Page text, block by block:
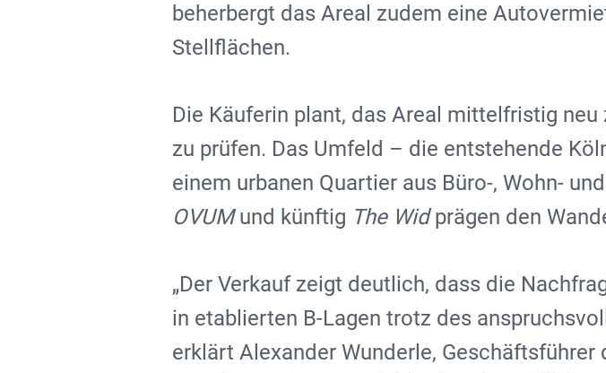
beherbergt das Areal zudem eine
Stellflächen.
Die Käuferin plant, das Areal mittelfristig
zu prüfen. Das Umfeld – die entstehende
einem urbanen Quartier aus Büro-, Wohn-
OVUMund künftig The Widprägen den
„Der Verkauf zeigt deutlich, dass die
in etablierten B-Lagen trotz des
erklärt Alexander Wunderle, Geschäftsführer